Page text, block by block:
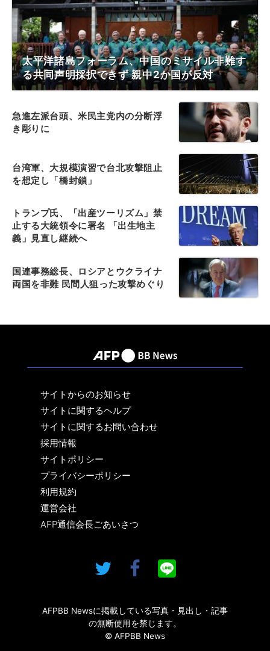
太平洋諸島フォーラム、中国のミサイル非難す
る共同声明採択できず 親中2か国が反対
急進左派台頭、米民主党内の分断浮
き彫りに
台湾軍、大規模演習で台北攻撃阻止
を想定し「橋封鎖」
トランプ氏、「出産ツーリズム」禁
止する大統領令に署名 「出生地主
義」見直し継続へ
国連事務総長、ロシアとウクライナ
両国を非難 民間人狙った攻撃めぐり
サイトからのお知らせ
サイトに関するヘルプ
サイトに関するお問い合わせ
採用情報
サイトポリシー
プライバシーポリシー
利用規約
運営会社
AFP通信会長ごあいさつ
AFPBB Newsに掲載している写真・見出し・記事
の無断使用を禁じます。
© AFPBB News